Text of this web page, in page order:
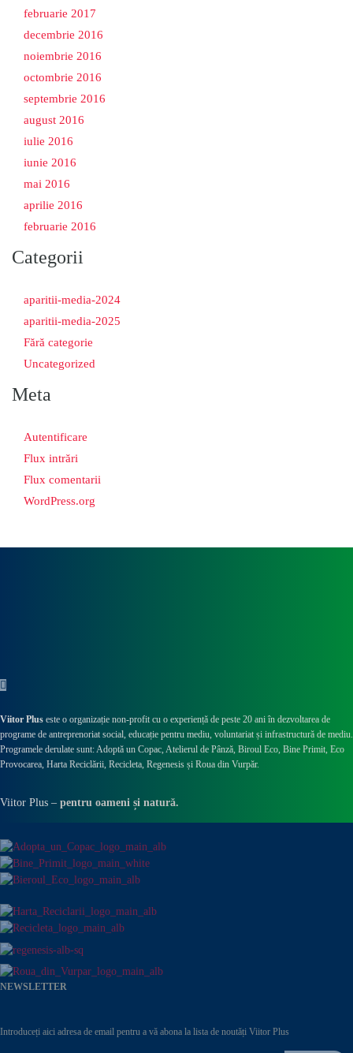
februarie 2017
decembrie 2016
noiembrie 2016
octombrie 2016
septembrie 2016
august 2016
iulie 2016
iunie 2016
mai 2016
aprilie 2016
februarie 2016
Categorii
aparitii-media-2024
aparitii-media-2025
Fără categorie
Uncategorized
Meta
Autentificare
Flux intrări
Flux comentarii
WordPress.org
Viitor Plus este o organizație non-profit cu o experiență de peste 20 ani în dezvoltarea de
programe de antreprenoriat social, educație pentru mediu, voluntariat și infrastructură de mediu.
Programele derulate sunt: Adoptă un Copac, Atelierul de Pânză, Biroul Eco, Bine Primit, Eco
Provocarea, Harta Reciclării, Recicleta, Regenesis și Roua din Vurpăr.
Viitor Plus – pentru oameni și natură.
NEWSLETTER
Introduceți aici adresa de email pentru a vă abona la lista de noutăți Viitor Plus